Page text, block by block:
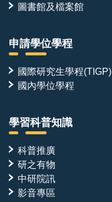
圖書館及檔案館
申請學位學程
國際研究生學程(TIGP)
國內學位學程
學習科普知識
科普推廣
研之有物
中研院訊
影音專區